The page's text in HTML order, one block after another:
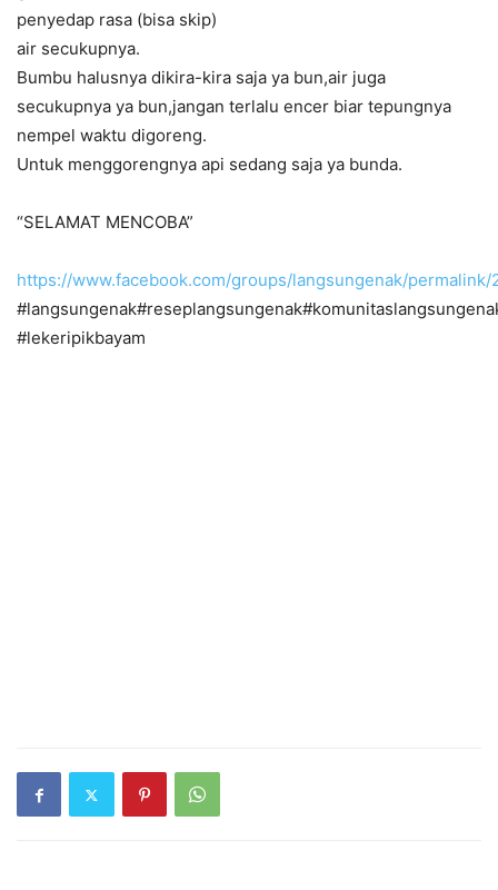
penyedap rasa (bisa skip)
air secukupnya.
Bumbu halusnya dikira-kira saja ya bun,air juga
secukupnya ya bun,jangan terlalu encer biar tepungnya
nempel waktu digoreng.
Untuk menggorengnya api sedang saja ya bunda.
“SELAMAT MENCOBA”
https://www.facebook.com/groups/langsungenak/permalink/
#lekeripikbayam